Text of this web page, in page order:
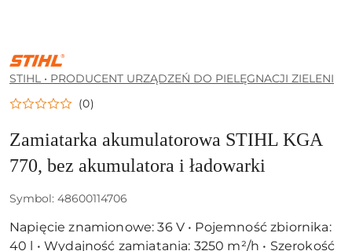
STIHL
•
PRODUCENT
URZĄDZEŃ
DO
PIELĘGNACJI
STIHL • PRODUCENT URZĄDZEŃ DO PIELĘGNACJI ZIELENI
(0)
Zamiatarka akumulatorowa STIHL KGA
770, bez akumulatora i ładowarki
Symbol: 48600114706
Napięcie znamionowe: 36 V • Pojemność zbiornika:
40 l • Wydajność zamiatania: 3250 m²/h • Szerokość